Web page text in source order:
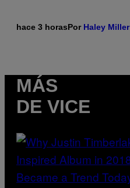
hace 3 horasPor Haley Miller
MÁS
DE VICE